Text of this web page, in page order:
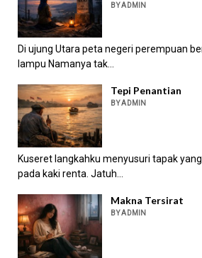
BY ADMIN
Di ujung Utara peta negeri perempuan
lampu Namanya tak...
Tepi Penantian
BY ADMIN
Kuseret langkahku menyusuri tapak
pada kaki renta. Jatuh...
Makna Tersirat
BY ADMIN